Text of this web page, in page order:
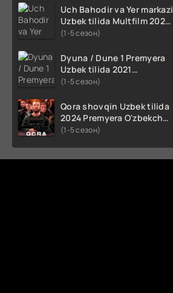
HD skachat
Uch Bahodir va Yer markazi
Uzbek tilida Multfilm 2025
tarjima HD skachat
(1-5 сезон)
Dyuna / Dune 1 Premyera
Uzbek tilida 2021
O'zbekcha tarjima kino HD
(1-5 сезон)
Qora shovqin Uzbek tilida
2024 Premyera O'zbekcha
tarjima kino HD skachat
(1-5 сезон)